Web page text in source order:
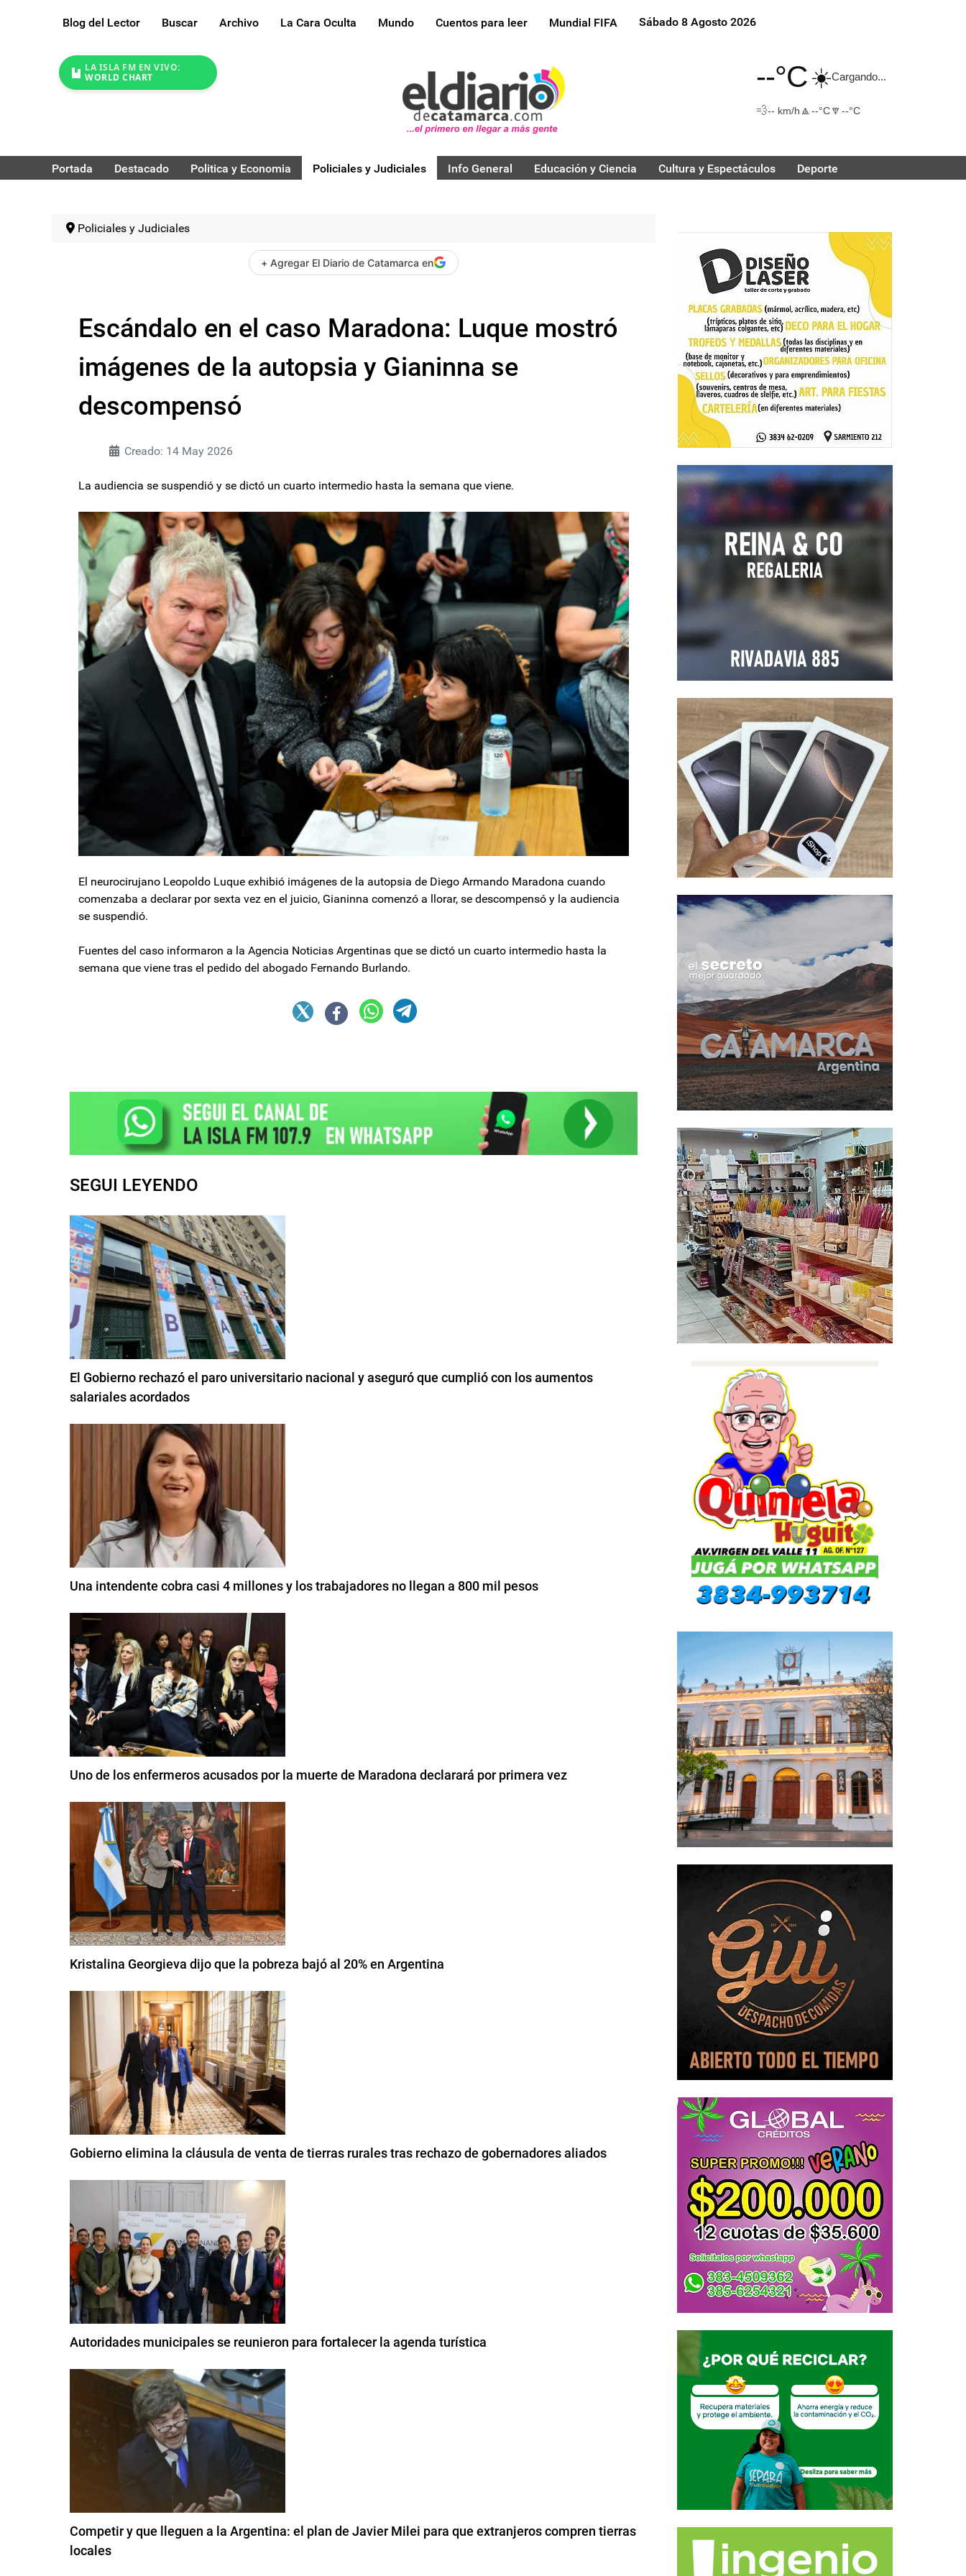
Blog del Lector Buscar Archivo La Cara Oculta Mundo Cuentos para leer Mundial FIFA Sábado 8 Agosto 2026
LA ISLA FM EN VIVO:
WORLD CHART
--°C☀️Cargando...
💨-- km/h 🔼 --°C🔽 --°C
Portada Destacado Politica y Economia Policiales y Judiciales Info General Educación y Ciencia Cultura y Espectáculos Deporte
Policiales y Judiciales
+ Agregar El Diario de Catamarca en
Escándalo en el caso Maradona: Luque mostró
imágenes de la autopsia y Gianinna se
descompensó
Creado: 14 May 2026
La audiencia se suspendió y se dictó un cuarto intermedio hasta la semana que viene.
El neurocirujano Leopoldo Luque exhibió imágenes de la autopsia de Diego Armando Maradona cuando
comenzaba a declarar por sexta vez en el juicio, Gianinna comenzó a llorar, se descompensó y la audiencia
se suspendió.
Fuentes del caso informaron a la Agencia Noticias Argentinas que se dictó un cuarto intermedio hasta la
semana que viene tras el pedido del abogado Fernando Burlando.
SEGUI LEYENDO
El Gobierno rechazó el paro universitario nacional y aseguró que cumplió con los aumentos
salariales acordados
Una intendente cobra casi 4 millones y los trabajadores no llegan a 800 mil pesos
Uno de los enfermeros acusados por la muerte de Maradona declarará por primera vez
Kristalina Georgieva dijo que la pobreza bajó al 20% en Argentina
Gobierno elimina la cláusula de venta de tierras rurales tras rechazo de gobernadores aliados
Autoridades municipales se reunieron para fortalecer la agenda turística
Competir y que lleguen a la Argentina: el plan de Javier Milei para que extranjeros compren tierras
locales